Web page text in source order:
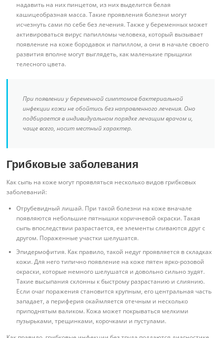
надавить на них пинцетом, из них выделится белая
кашицеобразная масса. Такие проявления болезни могут
исчезнуть сами по себе без лечения. Также у беременных может
активироваться вирус папилломы человека, который вызывает
появление на коже бородавок и папиллом, а они в начале своего
развития вполне могут выглядеть, как маленькие прыщики
телесного цвета.
При появлении у беременной симптомов бактериальной
инфекции кожи не обойтись без направленного лечения. Оно
подбирается в индивидуальном порядке лечащим врачом и,
чаще всего, носит местный характер.
Грибковые заболевания
Как сыпь на коже могут проявляться несколько видов грибковых
заболеваний:
Отрубевидный лишай. При такой болезни на коже вначале
появляются небольшие пятнышки коричневой окраски. Такая
сыпь впоследствии разрастается, ее элементы сливаются друг с
другом. Пораженные участки шелушатся.
Эпидермофития. Как правило, такой недуг проявляется в складках
кожи. Для него типично появление на коже пятен ярко-розовой
окраски, которые немного шелушатся и довольно сильно зудят.
Такие высыпания склонны к быстрому разрастанию и слиянию.
Если очаг поражения становится крупным, его центральная часть
западает, а периферия окаймляется отечным и несколько
приподнятым валиком. Кожа может покрываться мелкими
пузырьками, трещинками, корочками и пустулами.